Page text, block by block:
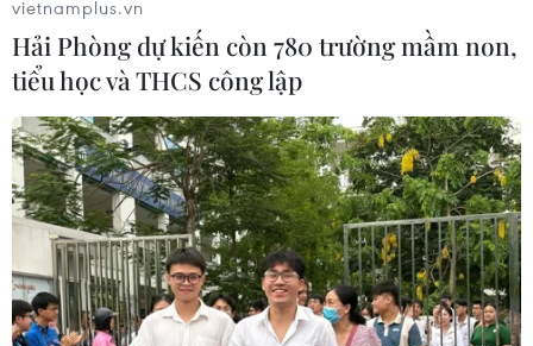
Bão Nesat sẽ đi vào Biển Đông và có khả
năng mạnh thêm
16/10/2022 09:21
Do ảnh hưởng của bão Nesat, trên vùng biển phía Đông
của khu vực Bắc Biển Đông, gió mạnh dần lên cấp 7,
sau tăng lên cấp 8-9, vùng gần tâm bão cấp 10-12, giật
cấp 15.
vietnamplus.vn
Hải Phòng dự kiến còn 780 trường mầm non,
tiểu học và THCS công lập